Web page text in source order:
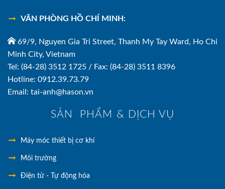
VĂN PHÒNG HỒ CHÍ MINH:
69/9, Nguyen Gia Tri Street, Thanh My Tay Ward, Ho Chi
Minh City, Vietnam
Tel: (84-28) 3512 1725 / Fax: (84-28) 3511 8396
Hotline: 0912.39.73.79
Email: tai-anh@hason.vn
SẢN PHẨM & DỊCH VỤ
Máy móc thiết bị cơ khí
Môi trường
Điện tử - Tự động hóa